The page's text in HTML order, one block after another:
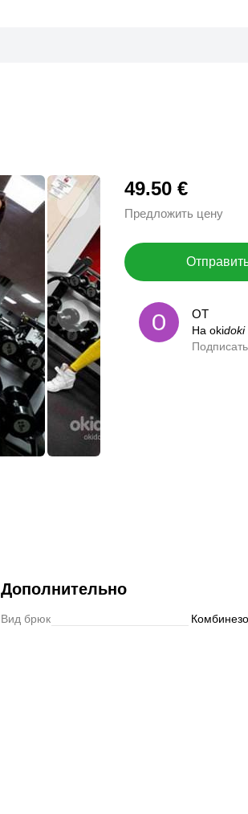
49.50 €
Предложить цену
ОТ
На okidoki
ОТ
На okidoki
0,0
Дополнительно
Вид брюк